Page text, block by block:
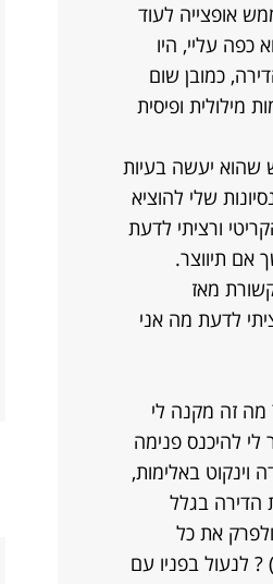
אופצייה לעוד
עליי, היו
כמובן שום
מילולית ופיסית
שהוא יעשה בעיות
שלי להוציא
ורציתי לדעת
אם תיווצר.
מאז
לדעת מה אני
מה זה מקנה לי
להיכנס פנימה
וינקוט באלימות,
הדירה בגלל
את כל
לנעול בפניו עם